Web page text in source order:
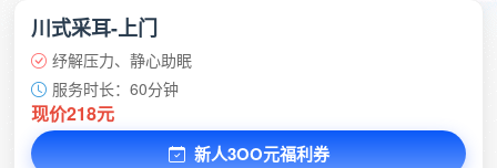
川式采耳-上门
纾解压力、静心助眠
服务时长：60分钟
现价218元
新人3OO元福利券